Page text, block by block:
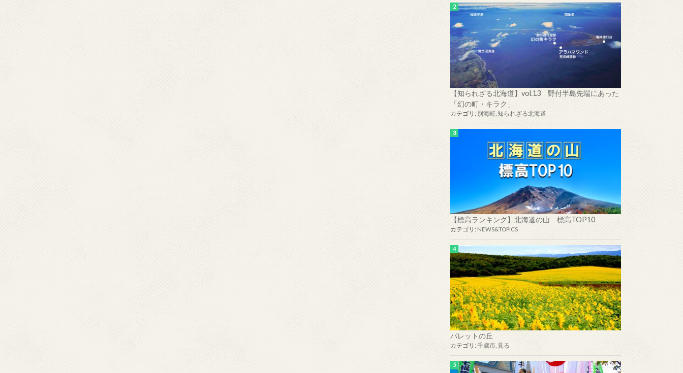
【知られざる北海道】vol.13 野付半島先端にあった
「幻の町・キラク」
カテゴリ: 別海町 知られざる北海道
【標高ランキング】北海道の山 標高TOP10
カテゴリ: NEWS&TOPICS
パレットの丘
カテゴリ: 千歳市 見る